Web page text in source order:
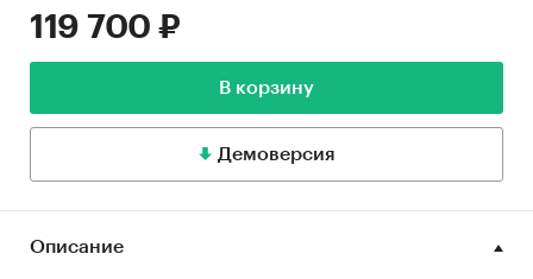
119 700 ₽
В корзину
Демоверсия
Описание